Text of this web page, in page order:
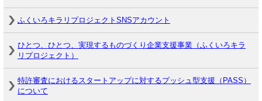
ふくいろキラリプロジェクトSNSアカウント
ひとつ、ひとつ、実現するものづくり企業支援事業（ふくいろキラ
リプロジェクト）
特許審査におけるスタートアップに対するプッシュ型支援（PASS）
について